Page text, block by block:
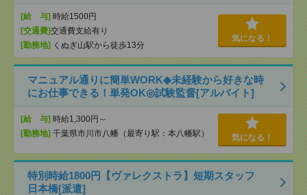
[給 与] 時給1500円
[交通費]交通費支給有り
[勤務地] くぬぎ山駅から徒歩13分
気になる！
マニュアル通りに簡単WORK◆未経験から好きな時
にお仕事できる！単発OK◎試験監督[アルバイト]
[給 与] 時給1,300円～
[勤務地] 千葉県市川市八幡（最寄り駅：本八幡駅） 気になる！
特別時給1800円【ヴァレクストラ】短期スタッフ
日本橋[派遣]